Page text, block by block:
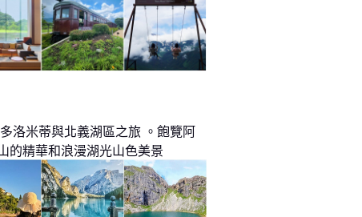
洛米蒂與北義湖區之旅 。飽覽阿
的精華和浪漫湖光山色美景